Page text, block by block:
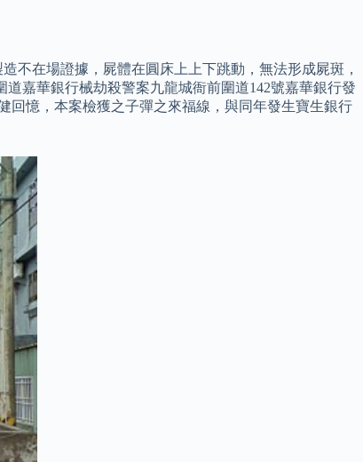
不在場證據，屍體在圓床上上下跳動，無法形成屍斑，
嘉華銀行械劫殺警案九龍城衙前圍道142號嘉華銀行發
回憶，本案檢獲之子彈之來福線，與同年發生寶生銀行